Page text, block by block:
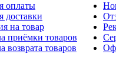
оплаты
доставки
на товар
приёмки товаров
возврата товаров